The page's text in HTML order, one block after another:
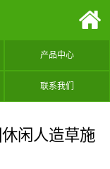
产品中心
联系我们
闲人造草施